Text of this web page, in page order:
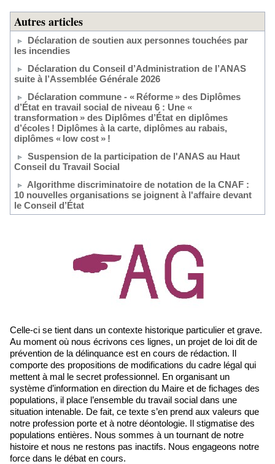
Autres articles
Déclaration de soutien aux personnes touchées par
les incendies
Déclaration du Conseil d’Administration de l’ANAS
suite à l’Assemblée Générale 2026
Déclaration commune - « Réforme » des Diplômes
d’État en travail social de niveau 6 : Une «
transformation » des Diplômes d’État en diplômes
d’écoles ! Diplômes à la carte, diplômes au rabais,
diplômes « low cost » !
Suspension de la participation de l'ANAS au Haut
Conseil du Travail Social
Algorithme discriminatoire de notation de la CNAF :
10 nouvelles organisations se joignent à l'affaire devant
le Conseil d’État
Celle-ci se tient dans un contexte historique particulier et grave.
Au moment où nous écrivons ces lignes, un projet de loi dit de
prévention de la délinquance est en cours de rédaction. Il
comporte des propositions de modifications du cadre légal qui
mettent à mal le secret professionnel. En organisant un
système d’information en direction du Maire et de fichages des
populations, il place l’ensemble du travail social dans une
situation intenable. De fait, ce texte s’en prend aux valeurs que
notre profession porte et à notre déontologie. Il stigmatise des
populations entières. Nous sommes à un tournant de notre
histoire et nous ne restons pas inactifs. Nous engageons notre
force dans le débat en cours.